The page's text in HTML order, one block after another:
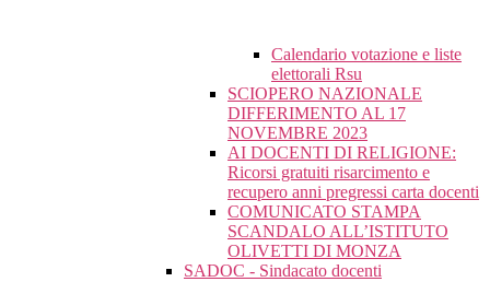
Calendario votazione e liste
elettorali Rsu
SCIOPERO NAZIONALE
DIFFERIMENTO AL 17
NOVEMBRE 2023
AI DOCENTI DI RELIGIONE:
Ricorsi gratuiti risarcimento e
recupero anni pregressi carta docenti
COMUNICATO STAMPA
SCANDALO ALL’ISTITUTO
OLIVETTI DI MONZA
SADOC - Sindacato docenti